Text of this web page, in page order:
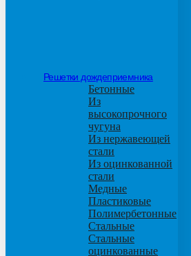
Решетки дождеприемника
Бетонные
Из
высокопрочного
чугуна
Из нержавеющей
стали
Из оцинкованной
стали
Медные
Пластиковые
Полимербетонные
Стальные
Стальные
оцинкованные